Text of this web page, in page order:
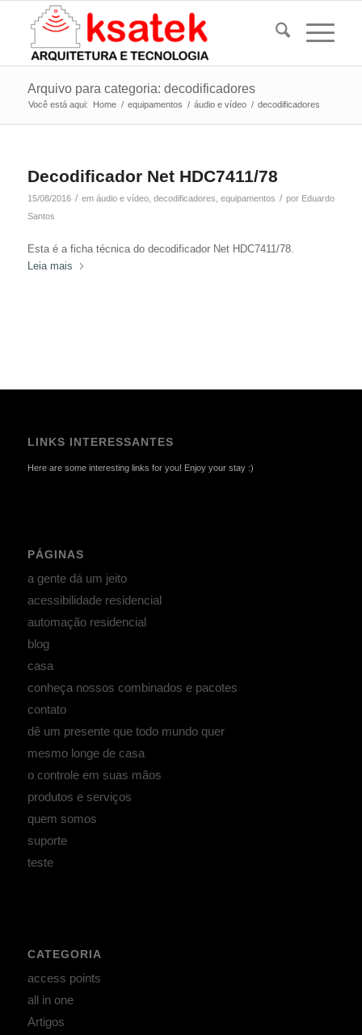
Arquivo para categoria: decodificadores
Você está aqui: Home / equipamentos / áudio e vídeo / decodificadores
Decodificador Net HDC7411/78
15/08/2016 / em áudio e vídeo, decodificadores equipamentos / por Eduardo
Santos
Esta é a ficha técnica do decodificador Net HDC7411/78.
Leia mais
LINKS INTERESSANTES
Here are some interesting links for you! Enjoy your stay :)
PÁGINAS
a gente dá um jeito
acessibilidade residencial
automação residencial
blog
casa
conheça nossos combinados e pacotes
contato
dê um presente que todo mundo quer
mesmo longe de casa
o controle em suas mãos
produtos e serviços
quem somos
suporte
teste
CATEGORIA
access points
all in one
Artigos